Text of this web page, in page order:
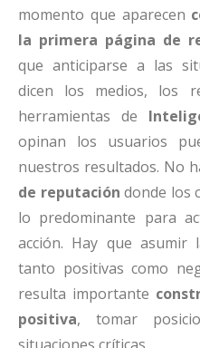
momento que aparecen
la primera página de
que anticiparse a las
dicen los medios, los
herramientas de
opinan los usuarios
nuestros resultados. No
de reputación donde los
lo predominante para
acción. Hay que asumir
tanto positivas como
resulta importante
positiva, tomar